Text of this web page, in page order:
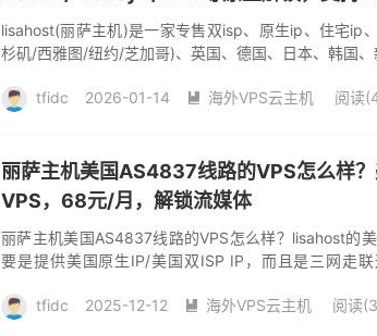
lisahost(丽萨主机)是一家专售双isp、原生ip、住宅ip
杉矶/西雅图/纽约/芝加哥)、英国、德国、日本、韩国
tfidc 2026-01-14  海外VPS云主机 阅读
丽萨主机美国AS4837线路的VPS怎么样
VPS，68元/月，解锁流媒体
丽萨主机美国AS4837线路的VPS怎么样？lisahost的
要是提供美国原生IP/美国双ISP IP，而且是三网走
tfidc 2025-12-12  海外VPS云主机 阅读